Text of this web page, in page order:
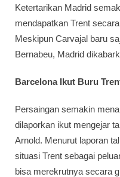
Ketertarikan Madrid
mendapatkan Trent
Meskipun Carvajal baru
Bernabeu, Madrid
Barcelona Ikut Buru
Persaingan semakin
dilaporkan ikut mengejar
Arnold. Menurut laporan
situasi Trent sebagai
bisa merekrutnya secara